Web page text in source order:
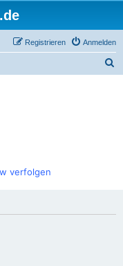
Anmelden
Registrieren
verfolgen